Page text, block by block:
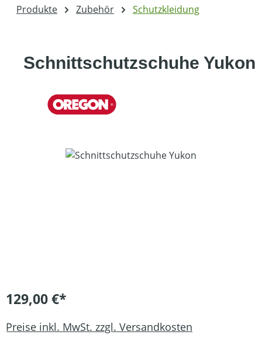
Produkte Zubehör Schutzkleidung
Schnittschutzschuhe Yukon
Bildergalerie überspringen
129,00 €*
Preise inkl. MwSt. zzgl. Versandkosten